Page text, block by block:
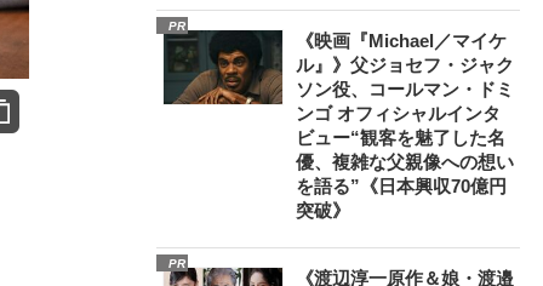
PR
《映画『Michael／マイケ
ル』》父ジョセフ・ジャク
ソン役、コールマン・ドミ
ンゴ オフィシャルインタ
ビュー“観客を魅了した名
優、複雑な父親像への想い
を語る”《日本興収70億円
突破》
PR
《渡辺淳一原作＆娘・渡邉